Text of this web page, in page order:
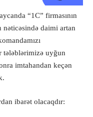
“1C” firmasının
daimi artan
tələblərimizə uyğun
imtahandan keçən
ibarət olacaqdır: